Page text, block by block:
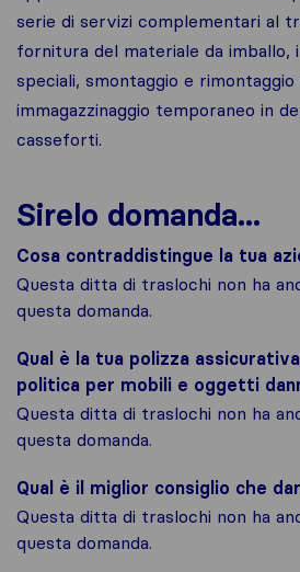
serie di servizi complementari al
fornitura del materiale da imballo,
speciali, smontaggio e rimontaggio
immagazzinaggio temporaneo in
casseforti.
Sirelo domanda...
Cosa contraddistingue la tua
Questa ditta di traslochi non ha
questa domanda.
Qual è la tua polizza
politica per mobili e oggetti
Questa ditta di traslochi non ha
questa domanda.
Qual è il miglior consiglio che
Questa ditta di traslochi non ha
questa domanda.